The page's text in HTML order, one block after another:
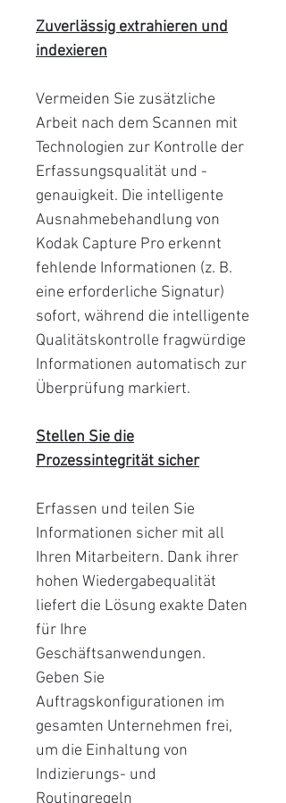
Zuverlässig extrahieren und
indexieren
Vermeiden Sie zusätzliche
Arbeit nach dem Scannen mit
Technologien zur Kontrolle der
Erfassungsqualität und -
genauigkeit. Die intelligente
Ausnahmebehandlung von
Kodak Capture Pro erkennt
fehlende Informationen (z. B.
eine erforderliche Signatur)
sofort, während die intelligente
Qualitätskontrolle fragwürdige
Informationen automatisch zur
Überprüfung markiert.
Stellen Sie die
Prozessintegrität sicher
Erfassen und teilen Sie
Informationen sicher mit all
Ihren Mitarbeitern. Dank ihrer
hohen Wiedergabequalität
liefert die Lösung exakte Daten
für Ihre
Geschäftsanwendungen.
Geben Sie
Auftragskonfigurationen im
gesamten Unternehmen frei,
um die Einhaltung von
Indizierungs- und
Routingregeln